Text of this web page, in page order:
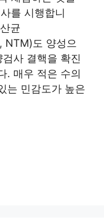
를 시행합니
균
도 양성으
사 결핵을 확진
. 매우 적은 수의
는 민감도가 높은